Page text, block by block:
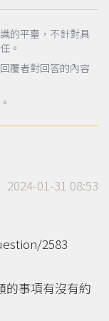
的平臺，不針對具
。
覆者對回答的內容
2024-01-31 08:53
2583
的事項有沒有約